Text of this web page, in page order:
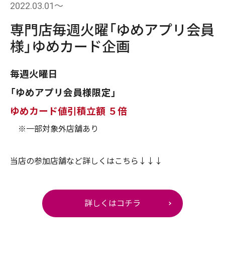
2022.03.01〜
専門店毎週火曜「ゆめアプリ会員
様」ゆめカード企画
毎週火曜日
「ゆめアプリ会員様限定」
ゆめカード値引積立額 ５倍
※一部対象外店舗あり
当店の参加店舗など詳しくはこちら↓↓↓
詳しくはコチラ